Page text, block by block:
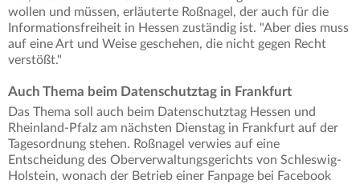
wollen und müssen, erläuterte Roßnagel, der auch für die
Informationsfreiheit in Hessen zuständig ist. "Aber dies muss
auf eine Art und Weise geschehen, die nicht gegen Recht
verstößt."
Auch Thema beim Datenschutztag in Frankfurt
Das Thema soll auch beim Datenschutztag Hessen und
Rheinland-Pfalz am nächsten Dienstag in Frankfurt auf der
Tagesordnung stehen. Roßnagel verwies auf eine
Entscheidung des Oberverwaltungsgerichts von Schleswig-
Holstein, wonach der Betrieb einer Fanpage bei Facebook